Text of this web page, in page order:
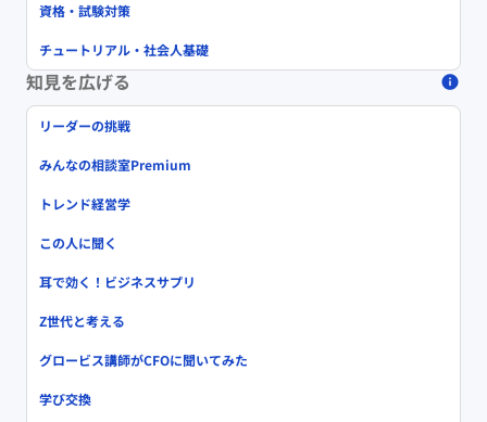
資格・試験対策
チュートリアル・社会人基礎
知見を広げる
リーダーの挑戦
みんなの相談室Premium
トレンド経営学
この人に聞く
耳で効く！ビジネスサプリ
Z世代と考える
グロービス講師がCFOに聞いてみた
学び交換